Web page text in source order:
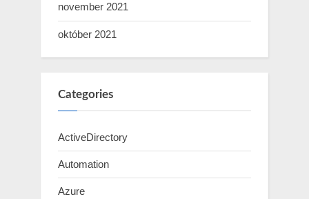
november 2021
október 2021
Categories
ActiveDirectory
Automation
Azure